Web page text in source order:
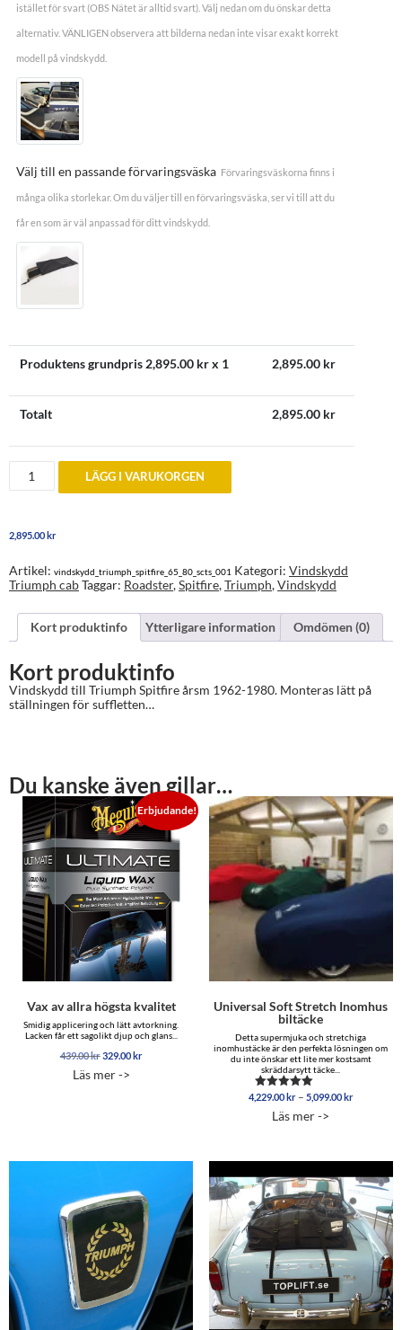
istället för svart (OBS Nätet är alltid svart). Välj nedan om du önskar detta
alternativ. VÄNLIGEN observera att bilderna nedan inte visar exakt korrekt
modell på vindskydd.
Välj till en passande förvaringsväska Förvaringsväskorna finns i
många olika storlekar. Om du väljer till en förvaringsväska, ser vi till att du
får en som är väl anpassad för ditt vindskydd.
Produktens grundpris 2,895.00 kr x 1 2,895.00 kr
Totalt 2,895.00 kr
Vindskydd
Triumph
1980
LÄGG I VARUKORGEN
2,895.00kr
Artikel: vindskydd_triumph_spitfire_65_80_scts_001 Kategori: Vindskydd
Triumph cabTaggar: Roadster,Spitfire,Triumph,Vindskydd
Kort produktinfo Ytterligare information Omdömen (0)
Kort produktinfo
Vindskydd till Triumph Spitfire årsm 1962-1980. Monteras lätt på
ställningen för suffletten…
Du kanske även gillar…
Erbjudande!
Vax av allra högsta kvalitet
Smidig applicering och lätt avtorkning.
Lacken får ett sagolikt djup och glans...
439.00krDet
priset
329.00krDet
Läs mer ->
Universal Soft Stretch Inomhus
biltäcke
Detta supermjuka och stretchiga
inomhustäcke är den perfekta lösningen om
du inte önskar ett lite mer kostsamt
skräddarsytt täcke...
Betygsatt
av 5
4,229.00kr – 5,099.00kr
Läs mer ->